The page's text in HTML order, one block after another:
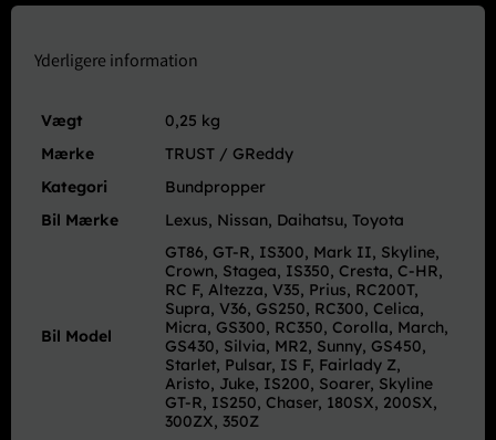
01
Yderligere information
Vægt
0,25 kg
Mærke
TRUST / GReddy
Kategori
Bundpropper
Bil Mærke
Lexus, Nissan, Daihatsu, Toyota
Bil Model
GT86, GT-R, IS300, Mark II, Skyline,
Crown, Stagea, IS350, Cresta, C-HR,
RC F, Altezza, V35, Prius, RC200T,
Supra, V36, GS250, RC300, Celica,
Micra, GS300, RC350, Corolla, March,
GS430, Silvia, MR2, Sunny, GS450,
Starlet, Pulsar, IS F, Fairlady Z,
Aristo, Juke, IS200, Soarer, Skyline
GT-R, IS250, Chaser, 180SX, 200SX,
300ZX, 350Z